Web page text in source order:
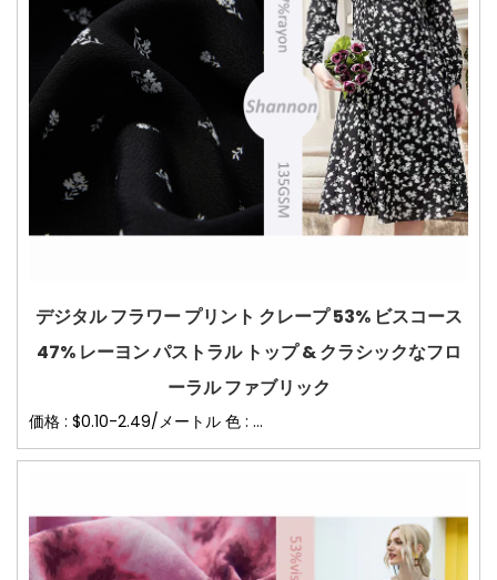
デジタル フラワー プリント クレープ 53% ビスコース
47% レーヨン パストラル トップ & クラシックなフロ
ーラル ファブリック
価格 : $0.10-2.49/メートル 色 : ...